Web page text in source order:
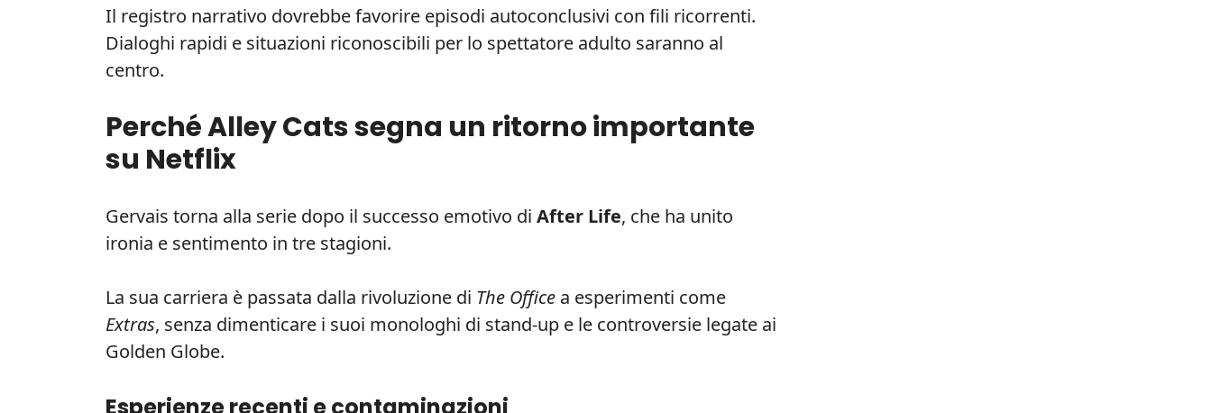
Il registro narrativo dovrebbe favorire episodi autoconclusivi con fili ricorrenti.
Dialoghi rapidi e situazioni riconoscibili per lo spettatore adulto saranno al
centro.
Perché Alley Cats segna un ritorno importante
su Netflix
Gervais torna alla serie dopo il successo emotivo di After Life, che ha unito
ironia e sentimento in tre stagioni.
La sua carriera è passata dalla rivoluzione di The Office a esperimenti come
Extras, senza dimenticare i suoi monologhi di stand-up e le controversie legate ai
Golden Globe.
Esperienze recenti e contaminazioni